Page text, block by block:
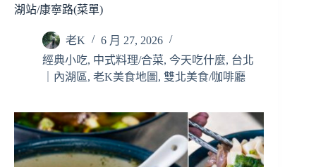
湖站/康寧路(菜單)
老K
6 月 27, 2026
經典小吃, 中式料理/合菜, 今天吃什麼, 台北
｜內湖區, 老K美食地圖 , 雙北美食/咖啡廳